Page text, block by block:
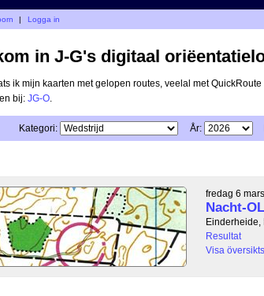
| Logga in
in J-G's digitaal
ik mijn kaarten met gelopen routes, veelal met
bij: JG-O
Kategori: År:
fredag 6
Nacht-
Einderheide,
Resultat
Visa